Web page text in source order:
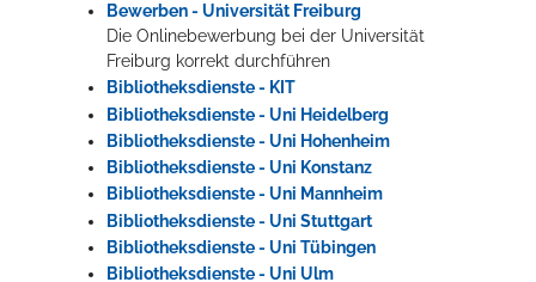
Bewerben - Universität Freiburg
Die Onlinebewerbung bei der Universität
Freiburg korrekt durchführen
Bibliotheksdienste - KIT
Bibliotheksdienste - Uni Heidelberg
Bibliotheksdienste - Uni Hohenheim
Bibliotheksdienste - Uni Konstanz
Bibliotheksdienste - Uni Mannheim
Bibliotheksdienste - Uni Stuttgart
Bibliotheksdienste - Uni Tübingen
Bibliotheksdienste - Uni Ulm